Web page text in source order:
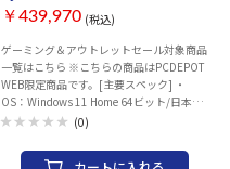
/RAM:64GB /SSD:2TB
[ShopBuildPC BTO SBXR-
R98X3]
￥439,970 (税込)
ゲーミング＆アウトレットセール対象商品
一覧はこちら ※こちらの商品はPCDEPOT
WEB限定商品です。[主要スペック] ・
OS：Windows 11 Home 64ビット/日本語
版[🔧] ・CPU：AMD Ryzen 7 9800X3D
ックス：NVIDIA GeForce RTX 5070Ti
(0)